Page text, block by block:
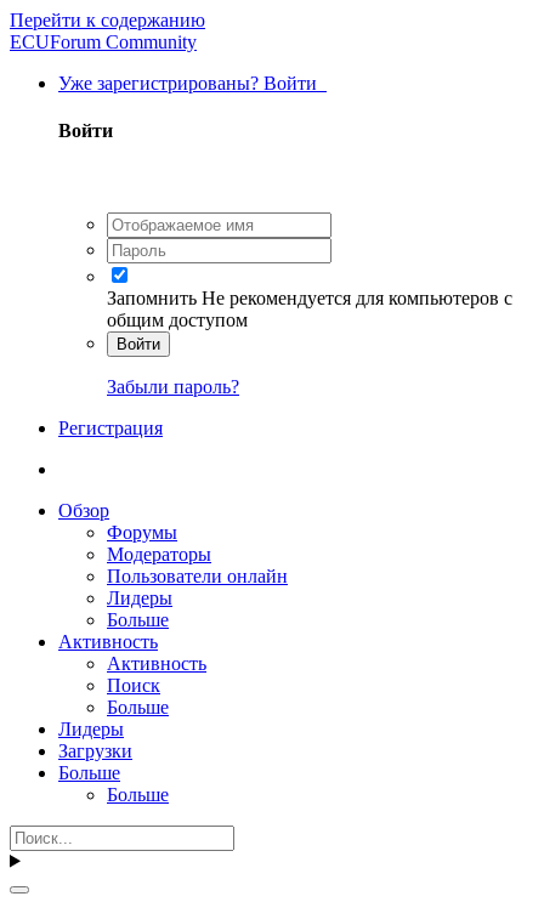
Перейти к содержанию
ECUForum Community
Уже зарегистрированы? Войти
Войти
Запомнить Не рекомендуется для компьютеров с
общим доступом
Войти
Забыли пароль?
Регистрация
Обзор
Форумы
Модераторы
Пользователи онлайн
Лидеры
Больше
Активность
Активность
Поиск
Больше
Лидеры
Загрузки
Больше
Больше